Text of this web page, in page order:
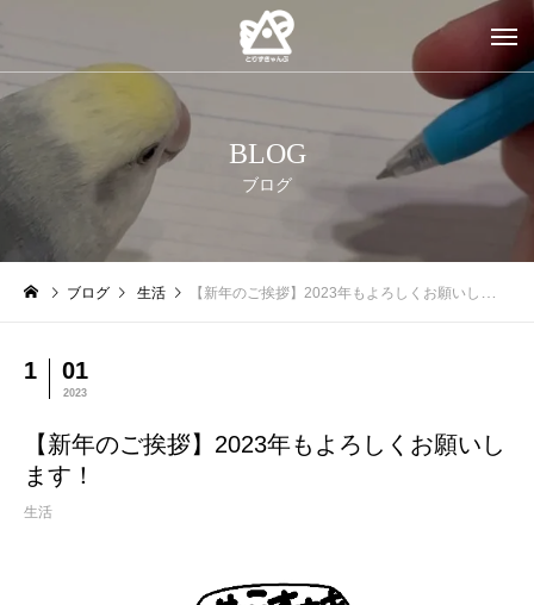
BLOG
ブログ
ブログ 生活 【新年のご挨拶】2023年もよろしくお願いします！
1 01
2023
【新年のご挨拶】2023年もよろしくお願いし
ます！
生活